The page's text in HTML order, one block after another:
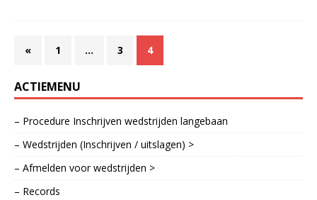
« 1 … 3 4
ACTIEMENU
– Procedure Inschrijven wedstrijden langebaan
– Wedstrijden (Inschrijven / uitslagen) >
– Afmelden voor wedstrijden >
– Records